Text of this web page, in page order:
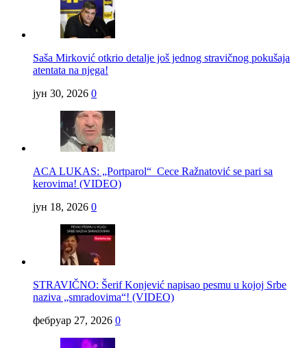
Saša Mirković otkrio detalje još jednog stravičnog pokušaja
atentata na njega!
јун 30, 2026 0
ACA LUKAS: „Portparol“ Cece Ražnatović se pari sa
kerovima! (VIDEO)
јун 18, 2026 0
STRAVIČNO: Šerif Konjević napisao pesmu u kojoj Srbe
naziva „smradovima“! (VIDEO)
фебруар 27, 2026 0